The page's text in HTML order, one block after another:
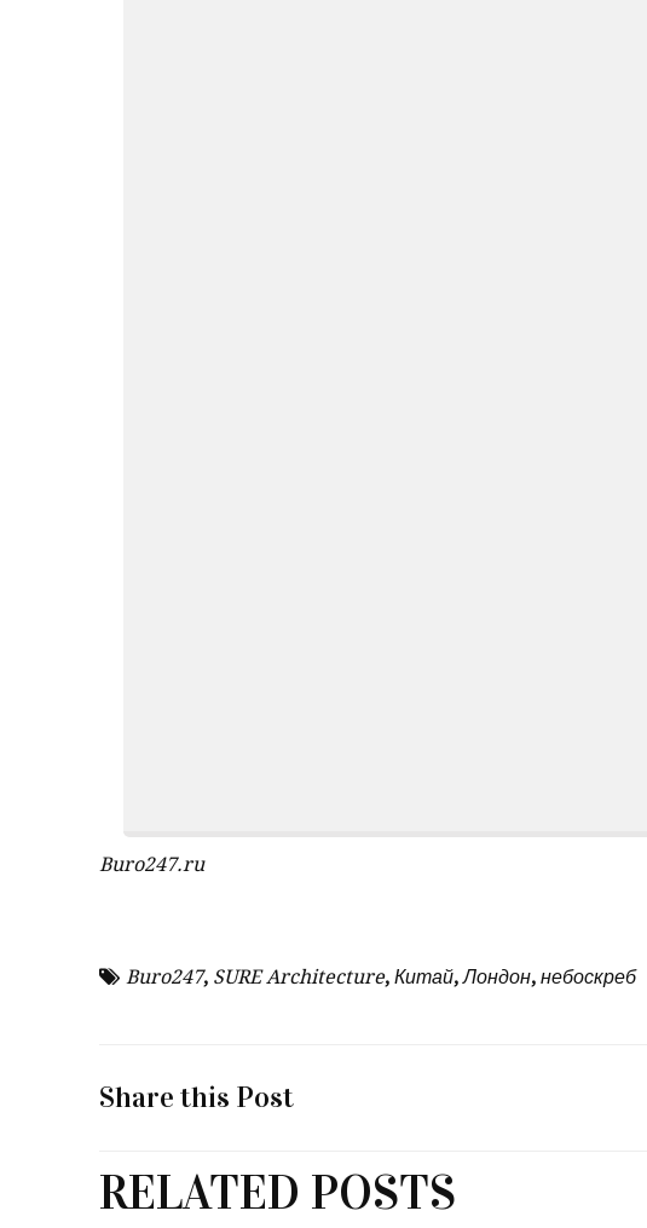
Buro247.ru
Buro247, SURE Architecture, Китай,Лондон, небоскреб
Share this Post
RELATED POSTS